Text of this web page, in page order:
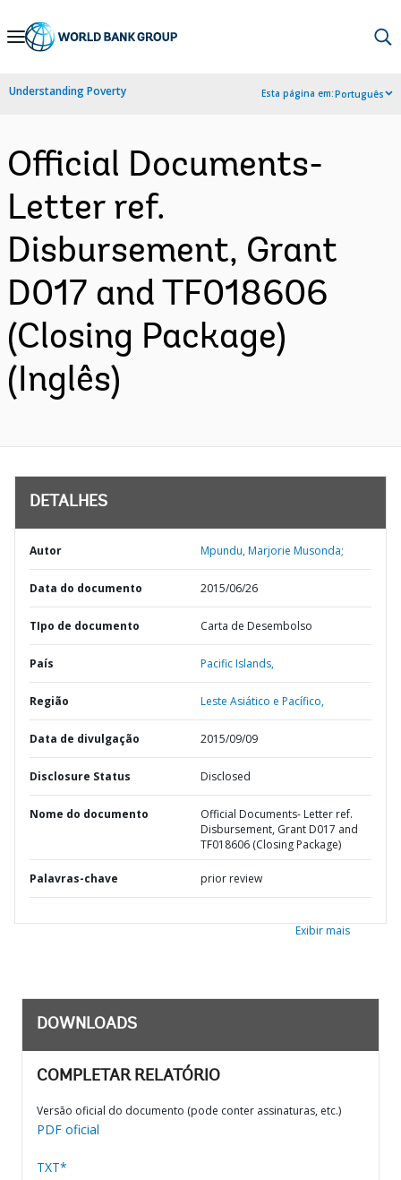
Skip
Navigation
Understanding Poverty Esta página em:Português
Official Documents-
Letter ref.
Disbursement, Grant
D017 and TF018606
(Closing Package)
(Inglês)
DETALHES
Autor Mpundu, Marjorie Musonda;
Data do documento 2015/06/26
TIpo de documento Carta de Desembolso
País Pacific Islands,
Região Leste Asiático e Pacífico,
Data de divulgação 2015/09/09
Disclosure Status Disclosed
Nome do documento
Official Documents- Letter ref.
Disbursement, Grant D017 and
TF018606 (Closing Package)
Palavras-chave prior review
Exibir mais
DOWNLOADS
COMPLETAR RELATÓRIO
Versão oficial do documento (pode conter assinaturas, etc.)
PDF oficial
TXT*